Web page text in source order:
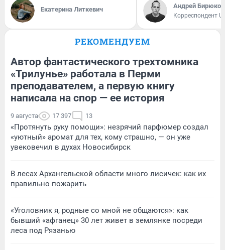
Екатерина Литкевич Андрей Бирюков
Корреспондент
РЕКОМЕНДУЕМ
Автор фантастического трехтомника
«Трилунье» работала в Перми
преподавателем, а первую книгу
написала на спор — ее история
9 августа 17 397 13
«Протянуть руку помощи»: незрячий парфюмер создал
«уютный» аромат для тех, кому страшно, — он уже
увековечил в духах Новосибирск
В лесах Архангельской области много лисичек: как их
правильно пожарить
«Уголовник я, родные со мной не общаются»: как
бывший «афганец» 30 лет живет в землянке посреди
леса под Рязанью